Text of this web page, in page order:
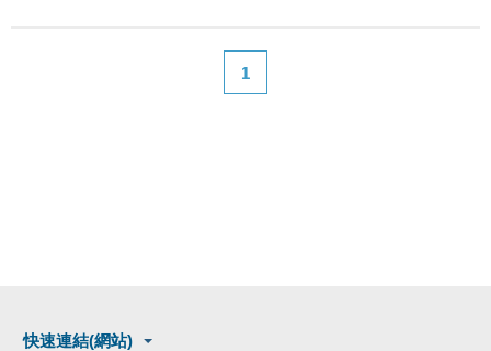
1
快速連結(網站)